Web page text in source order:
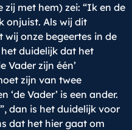
zij met hem) zei: “Ik en de
onjuist. Als wij dit
onze begeertes in de
duidelijk dat het
Vader zijn één’
zijn van twee
‘de Vader’ is een ander.
dan is het duidelijk voor
dat het hier gaat om